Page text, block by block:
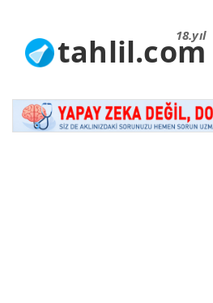
18.yıl
tahlil.com